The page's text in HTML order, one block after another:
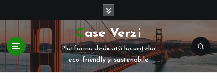
t
c
Case Verzi
Platforma dedicată locuințelor
eco-friendly și sustenabile